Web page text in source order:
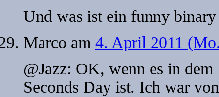
Und was ist ein funny binary
Marco am 4. April 2011
@Jazz: OK, wenn es in
Seconds Day ist. Ich war